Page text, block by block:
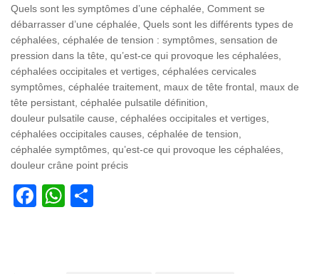
Quels sont les symptômes d’une céphalée, Comment se
débarrasser d’une céphalée, Quels sont les différents types de
céphalées, céphalée de tension : symptômes, sensation de
pression dans la tête, qu’est-ce qui provoque les céphalées,
céphalées occipitales et vertiges, céphalées cervicales
symptômes, céphalée traitement, maux de tête frontal, maux de
tête persistant, céphalée pulsatile définition,
douleur pulsatile cause, céphalées occipitales et vertiges,
céphalées occipitales causes, céphalée de tension,
céphalée symptômes, qu’est-ce qui provoque les céphalées,
douleur crâne point précis
Facebook
WhatsApp